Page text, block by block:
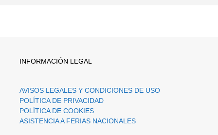
INFORMACIÓN LEGAL
AVISOS LEGALES Y CONDICIONES DE USO
POLÍTICA DE PRIVACIDAD
POLÍTICA DE COOKIES
ASISTENCIA A FERIAS NACIONALES